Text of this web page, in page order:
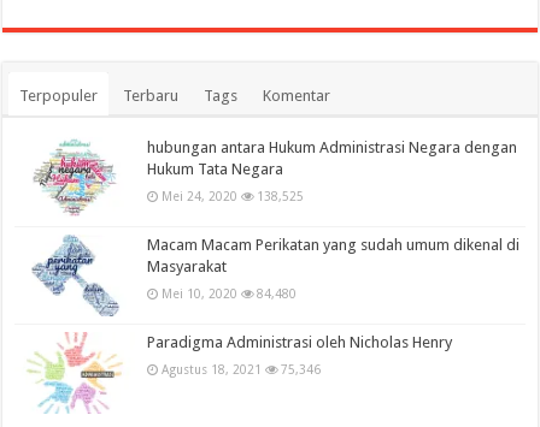
Terpopuler Terbaru Tags Komentar
hubungan antara Hukum Administrasi Negara dengan
Hukum Tata Negara
Mei 24, 2020 138,525
Macam Macam Perikatan yang sudah umum dikenal di
Masyarakat
Mei 10, 2020 84,480
Paradigma Administrasi oleh Nicholas Henry
Agustus 18, 2021 75,346